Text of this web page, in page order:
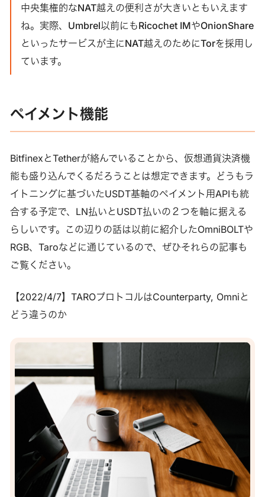
中央集権的なNAT越えの便利さが大きいともいえます
ね。実際、Umbrel以前にもRicochet IMやOnionShare
といったサービスが主にNAT越えのためにTorを採用し
ています。
ペイメント機能
BitfinexとTetherが絡んでいることから、仮想通貨決済機
能も盛り込んでくるだろうことは想定できます。どうもラ
イトニングに基づいたUSDT基軸のペイメント用APIも統
合する予定で、LN払いとUSDT払いの２つを軸に据える
らしいです。この辺りの話は以前に紹介したOmniBOLTや
RGB、Taroなどに通じているので、ぜひそれらの記事も
ご覧ください。
【2022/4/7】TAROプロトコルはCounterparty, Omniと
どう違うのか